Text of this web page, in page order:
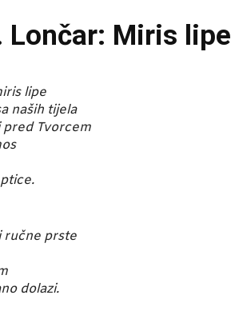
Lončar: Miris lipe
lipe
naših tijela
pred Tvorcem
ručne prste
dolazi.